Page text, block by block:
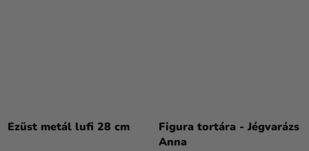
Ezüst metál lufi 28 cm
Figura tortára - Jégvarázs
Anna